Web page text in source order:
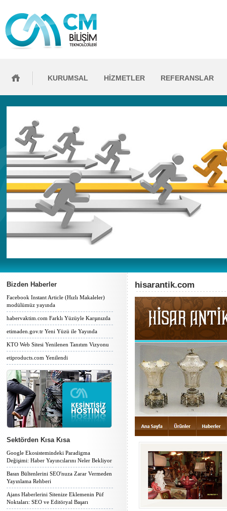
KURUMSAL HİZMETLER REFERANSLAR
Bizden Haberler
Facebook Instant Article (Hızlı Makaleler)
modülümüz yayında
habervaktim.com Farklı Yüzüyle Karşınızda
etimaden.gov.tr Yeni Yüzü ile Yayında
KTO Web Sitesi Yenilenen Tanıtım Vizyonu
etiproducts.com Yenilendi
Sektörden Kısa Kısa
Google Ekosistemindeki Paradigma
Değişimi: Haber Yayıncılarını Neler Bekliyor
Basın Bültenlerini SEO'nuza Zarar Vermeden
Yayınlama Rehberi
Ajans Haberlerini Sitenize Eklemenin Püf
Noktaları: SEO ve Editöryal Başarı
hisarantik.com